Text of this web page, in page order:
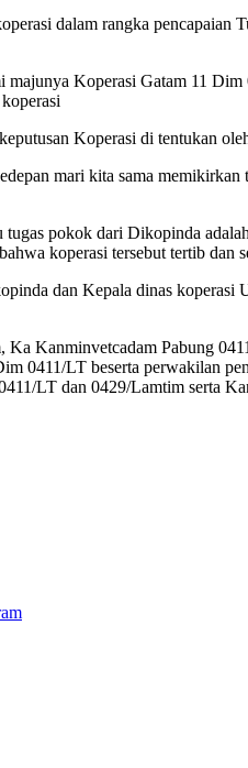
dalam rangka
Koperasi Gatam 11
Koperasi di tentukan
mari kita sama
pokok dari Dikopinda
koperasi tersebut tertib dan
dan Kepala dinas
Kanminvetcadam Pabung
LT beserta perwakilan
LT dan 0429/Lamtim serta